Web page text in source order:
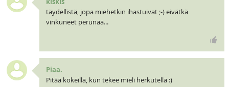
täydellistä, jopa miehetkin ihastuivat ;-) eivätkä
vinkuneet perunaa...
Piaa.
Pitää kokeilla, kun tekee mieli herkutella :)